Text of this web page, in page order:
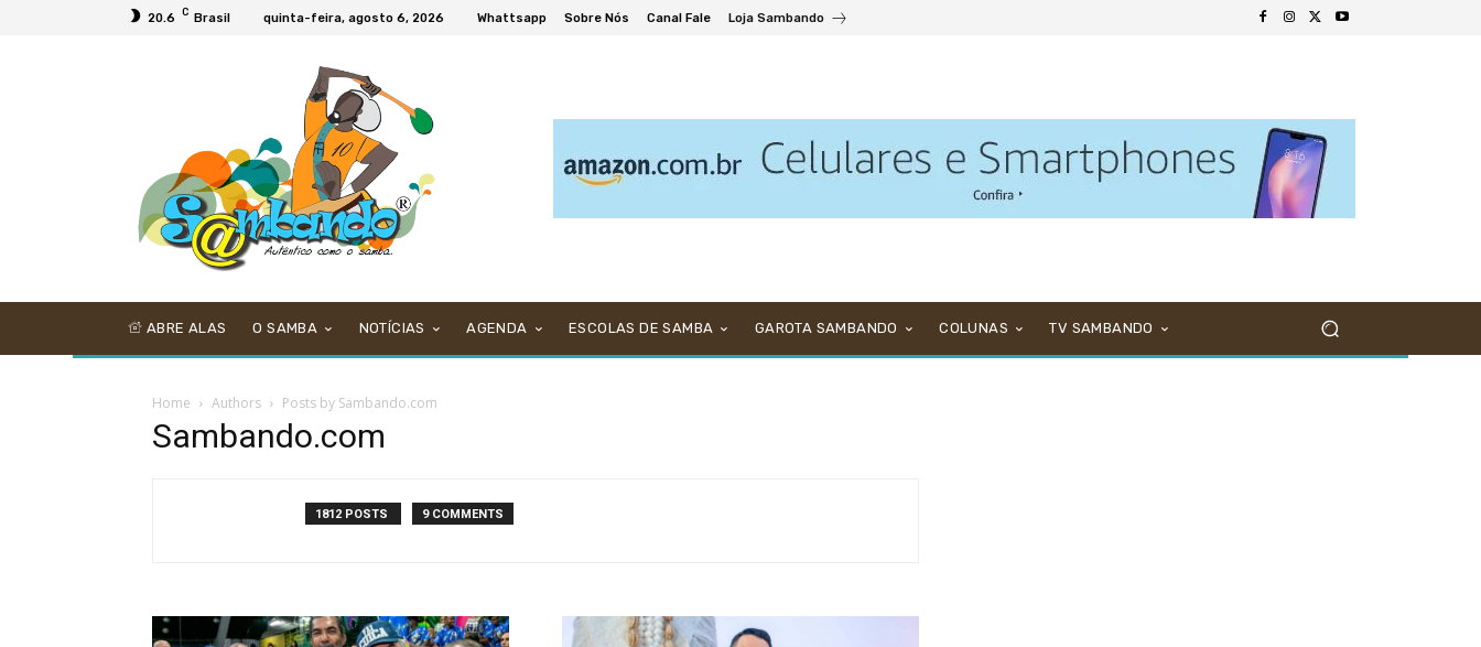
20.6 C Brasil quinta-feira, agosto 6, 2026 Whattsapp Sobre Nós Canal Fale Loja Sambando
ABRE ALAS O SAMBA NOTÍCIAS AGENDA ESCOLAS DE SAMBA GAROTA SAMBANDO COLUNAS TV SAMBANDO
Home Authors Posts by Sambando.com
Sambando.com
1812 POSTS 9 COMMENTS